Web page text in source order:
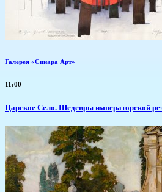
Галерея «Синара Арт»
11:00
Царское Село. Шедевры императорской